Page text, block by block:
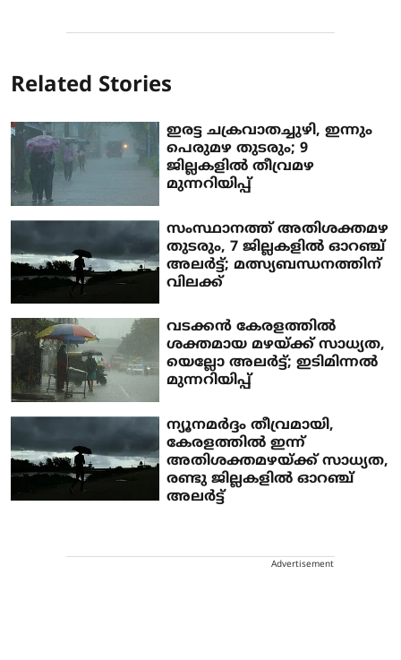
Related Stories
ഇരട്ട ചക്രവാതച്ചുഴി, ഇന്നും
പെരുമഴ തുടരും; 9
ജില്ലകളില്‍ തീവ്രമഴ
മുന്നറിയിപ്പ്
സംസ്ഥാനത്ത് അതിശക്തമഴ
തുടരും, 7 ജില്ലകളില്‍ ഓറഞ്ച്
അലര്‍ട്ട്; മത്സ്യബന്ധനത്തിന്
വിലക്ക്
വടക്കന്‍ കേരളത്തില്‍
ശക്തമായ മഴയ്ക്ക് സാധ്യത,
യെല്ലോ അലര്‍ട്ട്; ഇടിമിന്നല്‍
മുന്നറിയിപ്പ്
ന്യൂനമര്‍ദ്ദം തീവ്രമായി,
കേരളത്തില്‍ ഇന്ന്
അതിശക്തമഴയ്ക്ക് സാധ്യത,
രണ്ടു ജില്ലകളില്‍ ഓറഞ്ച്
അലര്‍ട്ട്
Advertisement